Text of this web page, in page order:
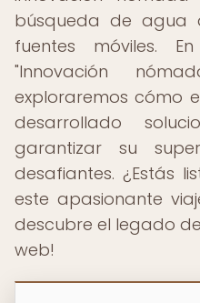
búsqueda de agua
fuentes móviles.
"Innovación
exploraremos cómo
desarrollado
garantizar su
desafiantes. ¿Estás
este apasionante
descubre el legado
web!